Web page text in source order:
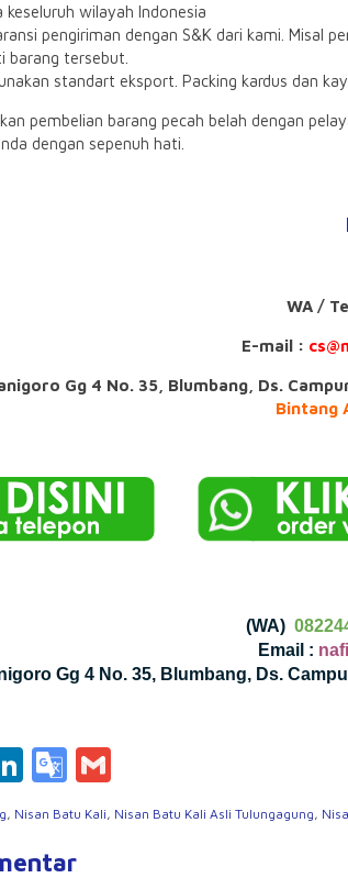
keseluruh wilayah Indonesia
pengiriman dengan S&K dari kami. Misal
barang tersebut.
standart eksport. Packing kardus dan
pembelian barang pecah belah dengan
dengan sepenuh hati.
WA /
E-mail :
Gg 4 No. 35, Blumbang, Ds.
Bintang
(WA)
Email :
Gg 4 No. 35, Blumbang, Ds.
LinkedIn
Google
Translate
, Nisan Batu Kali, Nisan Batu Kali Asli Tulungagung,